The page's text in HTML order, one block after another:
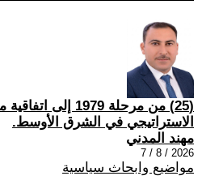
(25) من مرحلة 1979
الاستراتيجي في الشرق الأوسط.
مهند المدني
2026 / 8 / 7
مواضيع وابحاث سياسية